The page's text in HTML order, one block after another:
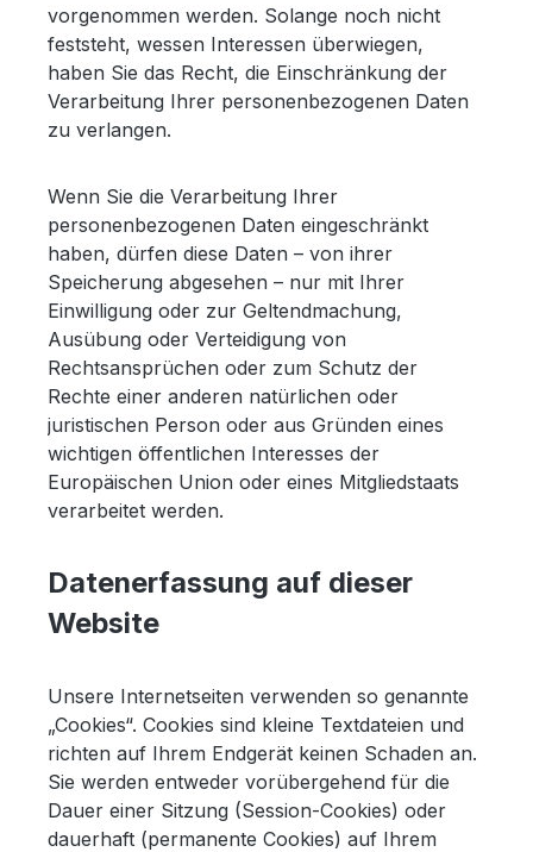
vorgenommen werden. Solange noch nicht
feststeht, wessen Interessen überwiegen,
haben Sie das Recht, die Einschränkung der
Verarbeitung Ihrer personenbezogenen Daten
zu verlangen.
Wenn Sie die Verarbeitung Ihrer
personenbezogenen Daten eingeschränkt
haben, dürfen diese Daten – von ihrer
Speicherung abgesehen – nur mit Ihrer
Einwilligung oder zur Geltendmachung,
Ausübung oder Verteidigung von
Rechtsansprüchen oder zum Schutz der
Rechte einer anderen natürlichen oder
juristischen Person oder aus Gründen eines
wichtigen öffentlichen Interesses der
Europäischen Union oder eines Mitgliedstaats
verarbeitet werden.
Datenerfassung auf dieser
Website
Unsere Internetseiten verwenden so genannte
„Cookies“. Cookies sind kleine Textdateien und
richten auf Ihrem Endgerät keinen Schaden an.
Sie werden entweder vorübergehend für die
Dauer einer Sitzung (Session-Cookies) oder
dauerhaft (permanente Cookies) auf Ihrem